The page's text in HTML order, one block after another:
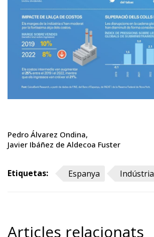
Pedro Álvarez Ondina
Javier Ibáñez de Aldecoa Fuster
Etiquetas: Espanya Indústria
Articles relacionats